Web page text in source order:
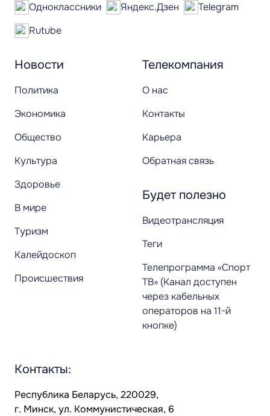
Новости
Политика
Экономика
Общество
Культура
Здоровье
В мире
Туризм
Калейдоскоп
Происшествия
Телекомпания
О нас
Контакты
Карьера
Обратная связь
Будет полезно
Видеотрансляция
Теги
Телепрограмма «Спорт
ТВ» (Канал доступен
через кабельных
операторов на 11-й
кнопке)
Одноклассники
Яндекс.Дзен
Telegram
Rutube
Контакты:
Республика Беларусь, 220029,
г. Минск, ул. Коммунистическая, 6